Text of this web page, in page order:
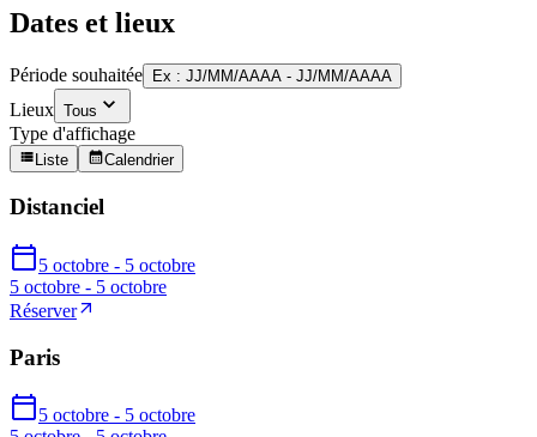
Dates et lieux
Période souhaitée Ex : JJ/MM/AAAA - JJ/MM/AAAA
Lieux Tous
Type d'affichage
Liste Calendrier
Distanciel
5 octobre - 5 octobre
5 octobre - 5 octobre
Réserver
Paris
5 octobre - 5 octobre